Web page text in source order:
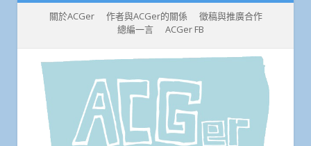
關於ACGer 作者與ACGer的關係
徵稿與推廣合作
總編一言
ACGer FB